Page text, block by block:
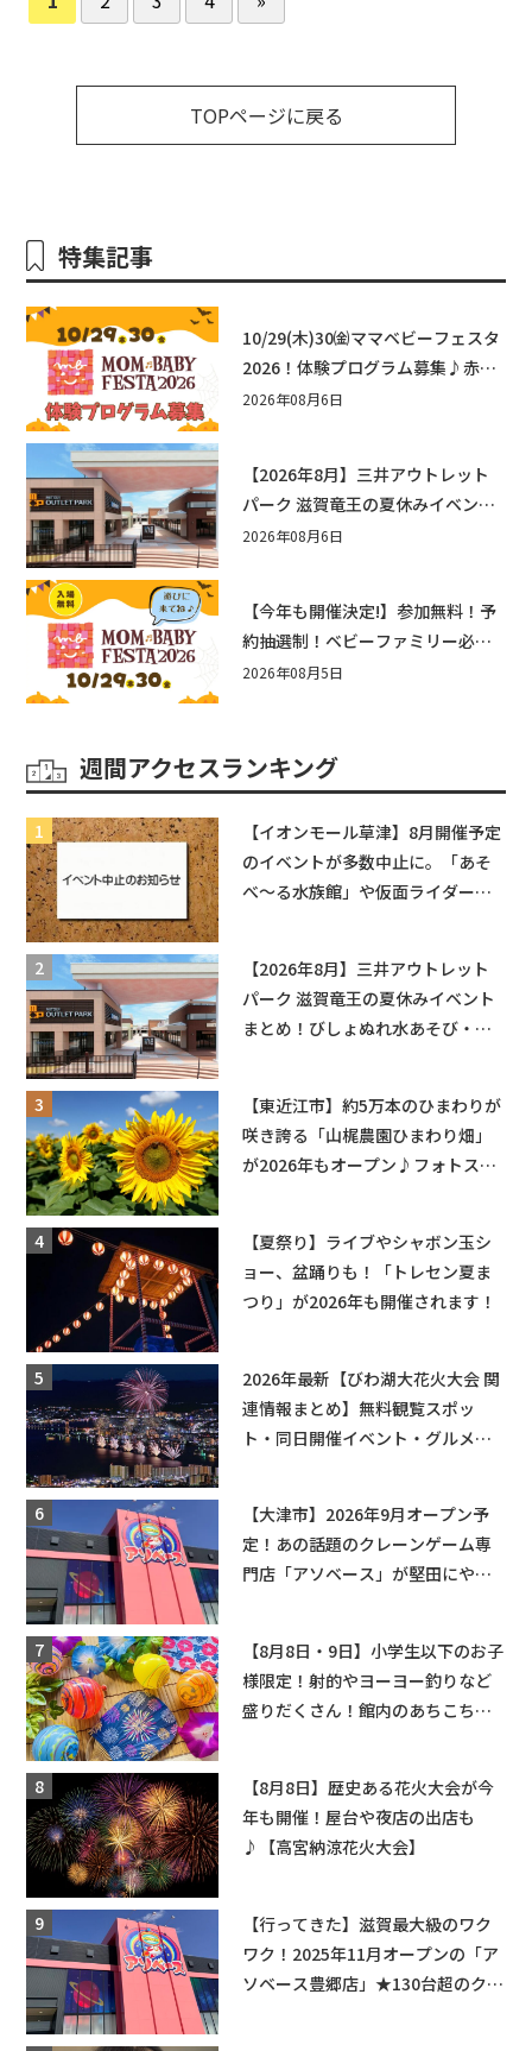
TOPページに戻る
特集記事
10/29(木)30㈮ママベビーフェスタ
2026！体験プログラム募集♪赤ち
ゃん向けイベントに出演しません
2026年08月6日
【2026年8月】三井アウトレット
パーク 滋賀竜王の夏休みイベント
まとめ！びしょぬれ水あそび・激
2026年08月6日
【今年も開催決定!】参加無料！予
約抽選制！ベビーファミリー必見
☆入場無料☆10/29(木)30(金)ママ
2026年08月5日
週間アクセスランキング
【イオンモール草津】8月開催予定
のイベントが多数中止に。「あそ
べ〜る水族館」や仮面ライダーシ
【2026年8月】三井アウトレット
パーク 滋賀竜王の夏休みイベント
まとめ！びしょぬれ水あそび・激
【東近江市】約5万本のひまわりが
咲き誇る「山梶農園ひまわり畑」
が2026年もオープン♪フォトスポ
【夏祭り】ライブやシャボン玉シ
ョー、盆踊りも！「トレセン夏ま
つり」が2026年も開催されます！
2026年最新【びわ湖大花火大会 関
連情報まとめ】無料観覧スポッ
ト・同日開催イベント・グルメマ
【大津市】2026年9月オープン予
定！あの話題のクレーンゲーム専
門店「アソベース」が堅田にやっ
【8月8日・9日】小学生以下のお子
様限定！射的やヨーヨー釣りなど
盛りだくさん！館内のあちこちに
【8月8日】歴史ある花火大会が今
年も開催！屋台や夜店の出店も
♪【高宮納涼花火大会】
【行ってきた】滋賀最大級のワク
ワク！2025年11月オープンの「ア
ソベース豊郷店」★130台超のクレ